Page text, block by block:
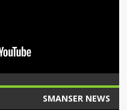
SMANSER NEWS